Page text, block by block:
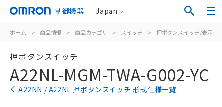
制御機器 Japan
ホーム > 商品情報 > 商品カテゴリ > スイッチ > 押ボタンスイッチ/表示灯
押ボタンスイッチ
A22NL-MGM-TWA-G002-YC
A22NN / A22NL 押ボタンスイッチ 形式仕様一覧